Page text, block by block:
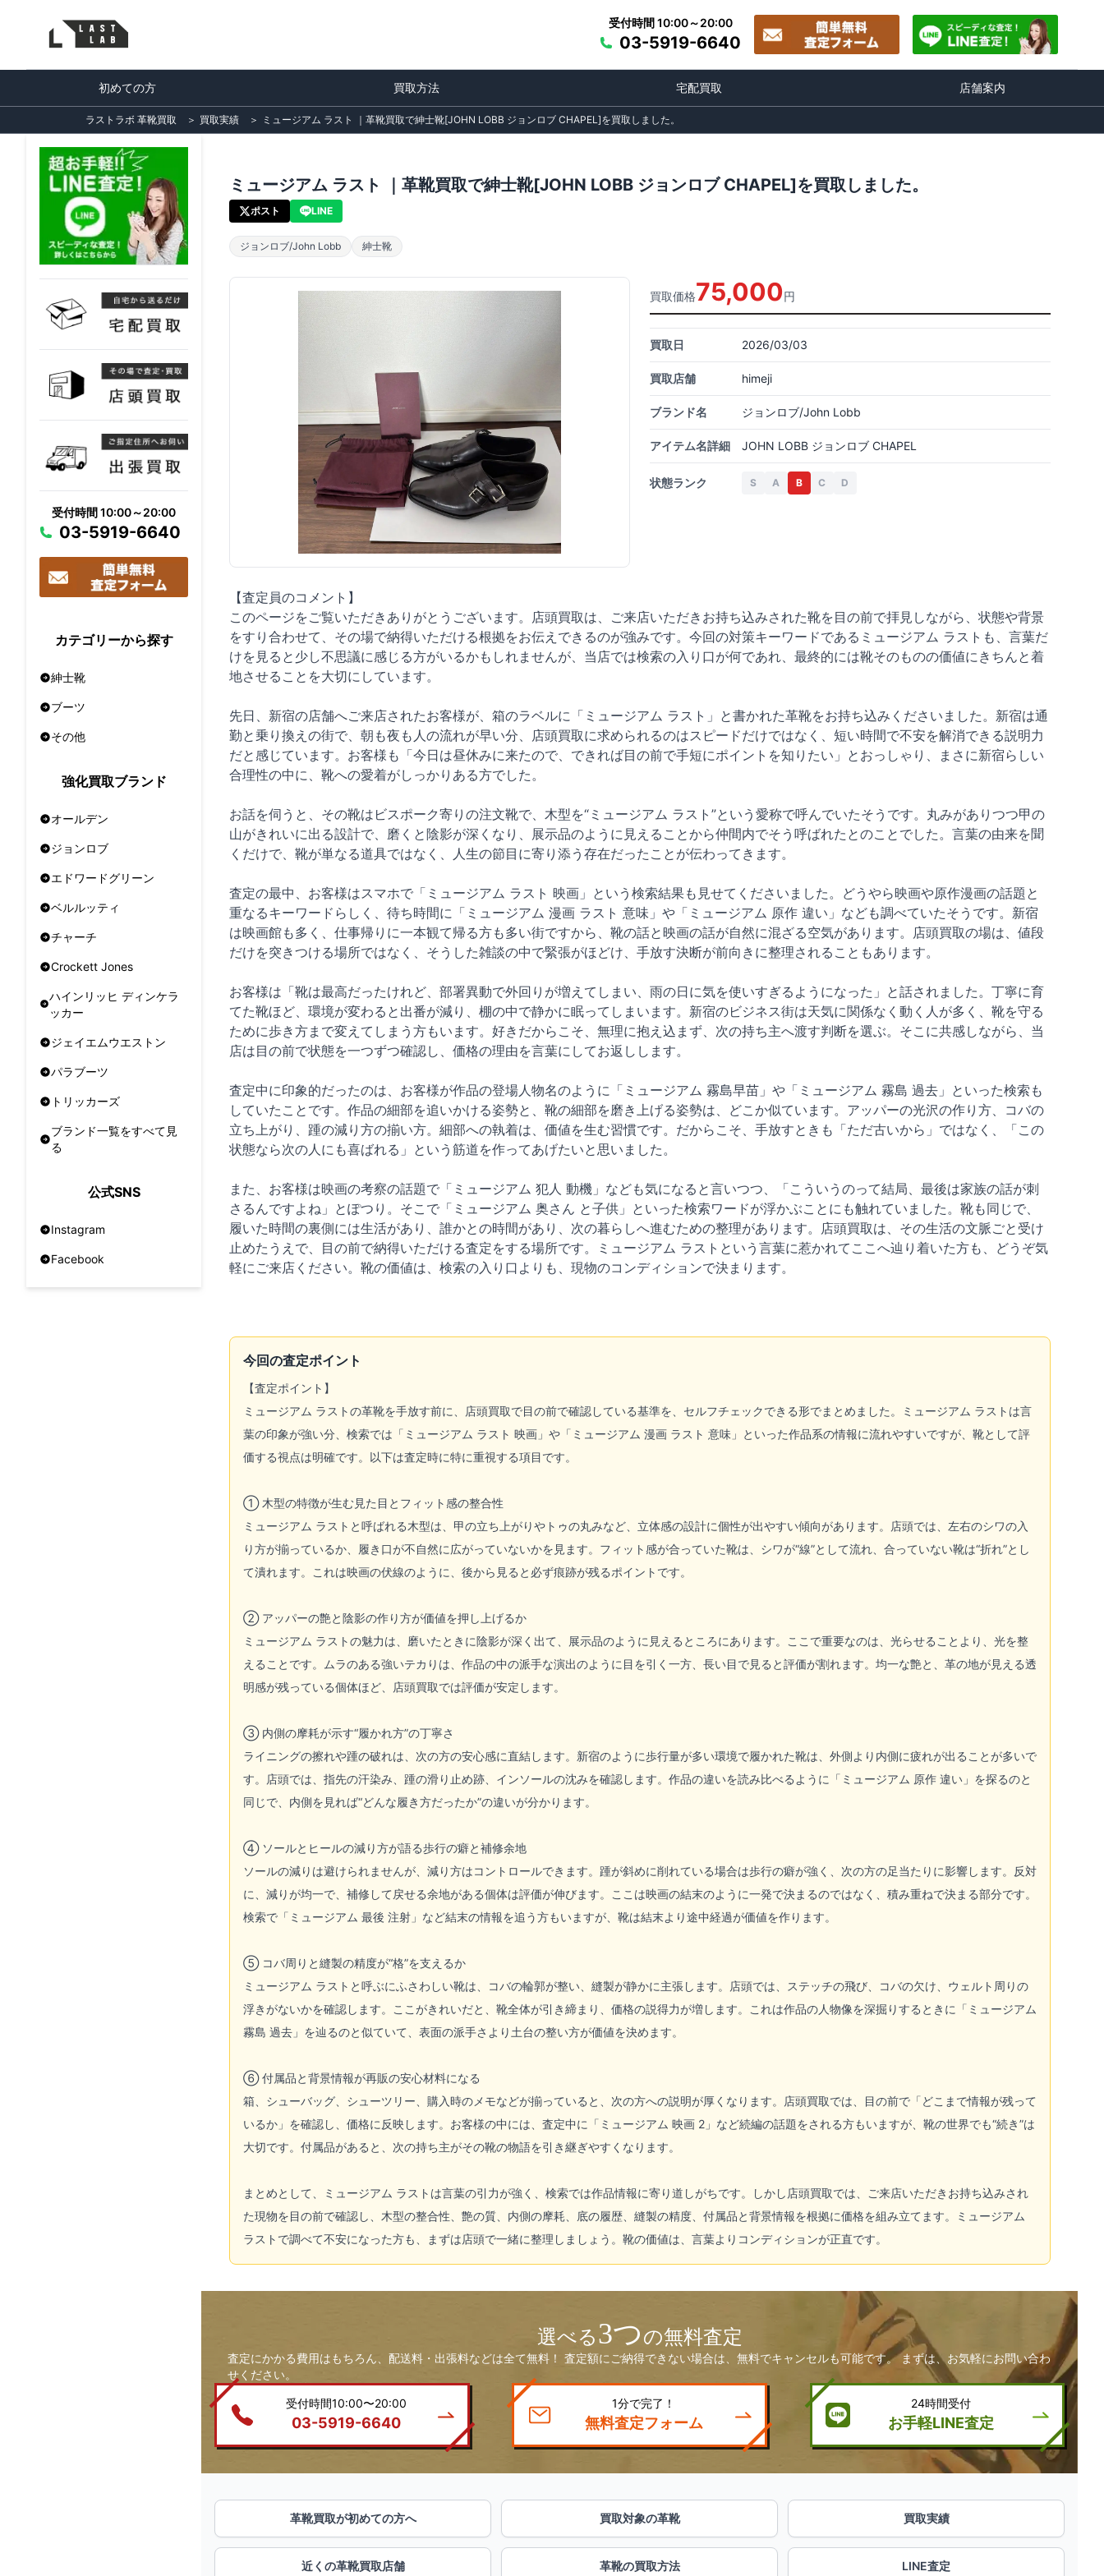
受付時間 10:00～20:00
03-5919-6640
初めての方 買取方法 宅配買取 店舗案内
ラストラボ 革靴買取 ＞ 買取実績 ＞ ミュージアム ラスト ｜革靴買取で紳士靴[JOHN LOBB ジョンロブ CHAPEL]を買取しました。
受付時間 10:00～20:00
03-5919-6640
カテゴリーから探す
紳士靴
ブーツ
その他
強化買取ブランド
オールデン
ジョンロブ
エドワードグリーン
ベルルッティ
チャーチ
Crockett Jones
ハインリッヒ ディンケラ
ッカー
ジェイエムウエストン
パラブーツ
トリッカーズ
ブランド一覧をすべて見
る
公式SNS
Instagram
Facebook
ミュージアム ラスト ｜革靴買取で紳士靴[JOHN LOBB ジョンロブ CHAPEL]を買取しました。
ポスト LINE
ジョンロブ/John Lobb 紳士靴
買取価格75,000円
買取日 2026/03/03
買取店舗 himeji
ブランド名 ジョンロブ/John Lobb
アイテム名詳細 JOHN LOBB ジョンロブ CHAPEL
状態ランク S A B C D
【査定員のコメント】
このページをご覧いただきありがとうございます。店頭買取は、ご来店いただきお持ち込みされた靴を目の前で拝見しながら、状態や背景
をすり合わせて、その場で納得いただける根拠をお伝えできるのが強みです。今回の対策キーワードであるミュージアム ラストも、言葉だ
けを見ると少し不思議に感じる方がいるかもしれませんが、当店では検索の入り口が何であれ、最終的には靴そのものの価値にきちんと着
地させることを大切にしています。
先日、新宿の店舗へご来店されたお客様が、箱のラベルに「ミュージアム ラスト」と書かれた革靴をお持ち込みくださいました。新宿は通
勤と乗り換えの街で、朝も夜も人の流れが早い分、店頭買取に求められるのはスピードだけではなく、短い時間で不安を解消できる説明力
だと感じています。お客様も「今日は昼休みに来たので、できれば目の前で手短にポイントを知りたい」とおっしゃり、まさに新宿らしい
合理性の中に、靴への愛着がしっかりある方でした。
お話を伺うと、その靴はビスポーク寄りの注文靴で、木型を“ミュージアム ラスト”という愛称で呼んでいたそうです。丸みがありつつ甲の
山がきれいに出る設計で、磨くと陰影が深くなり、展示品のように見えることから仲間内でそう呼ばれたとのことでした。言葉の由来を聞
くだけで、靴が単なる道具ではなく、人生の節目に寄り添う存在だったことが伝わってきます。
査定の最中、お客様はスマホで「ミュージアム ラスト 映画」という検索結果も見せてくださいました。どうやら映画や原作漫画の話題と
重なるキーワードらしく、待ち時間に「ミュージアム 漫画 ラスト 意味」や「ミュージアム 原作 違い」なども調べていたそうです。新宿
は映画館も多く、仕事帰りに一本観て帰る方も多い街ですから、靴の話と映画の話が自然に混ざる空気があります。店頭買取の場は、値段
だけを突きつける場所ではなく、そうした雑談の中で緊張がほどけ、手放す決断が前向きに整理されることもあります。
お客様は「靴は最高だったけれど、部署異動で外回りが増えてしまい、雨の日に気を使いすぎるようになった」と話されました。丁寧に育
てた靴ほど、環境が変わると出番が減り、棚の中で静かに眠ってしまいます。新宿のビジネス街は天気に関係なく動く人が多く、靴を守る
ために歩き方まで変えてしまう方もいます。好きだからこそ、無理に抱え込まず、次の持ち主へ渡す判断を選ぶ。そこに共感しながら、当
店は目の前で状態を一つずつ確認し、価格の理由を言葉にしてお返しします。
査定中に印象的だったのは、お客様が作品の登場人物名のように「ミュージアム 霧島早苗」や「ミュージアム 霧島 過去」といった検索も
していたことです。作品の細部を追いかける姿勢と、靴の細部を磨き上げる姿勢は、どこか似ています。アッパーの光沢の作り方、コバの
立ち上がり、踵の減り方の揃い方。細部への執着は、価値を生む習慣です。だからこそ、手放すときも「ただ古いから」ではなく、「この
状態なら次の人にも喜ばれる」という筋道を作ってあげたいと思いました。
また、お客様は映画の考察の話題で「ミュージアム 犯人 動機」なども気になると言いつつ、「こういうのって結局、最後は家族の話が刺
さるんですよね」とぽつり。そこで「ミュージアム 奥さん と子供」といった検索ワードが浮かぶことにも触れていました。靴も同じで、
履いた時間の裏側には生活があり、誰かとの時間があり、次の暮らしへ進むための整理があります。店頭買取は、その生活の文脈ごと受け
止めたうえで、目の前で納得いただける査定をする場所です。ミュージアム ラストという言葉に惹かれてここへ辿り着いた方も、どうぞ気
軽にご来店ください。靴の価値は、検索の入り口よりも、現物のコンディションで決まります。
今回の査定ポイント
【査定ポイント】
ミュージアム ラストの革靴を手放す前に、店頭買取で目の前で確認している基準を、セルフチェックできる形でまとめました。ミュージアム ラストは言
葉の印象が強い分、検索では「ミュージアム ラスト 映画」や「ミュージアム 漫画 ラスト 意味」といった作品系の情報に流れやすいですが、靴として評
価する視点は明確です。以下は査定時に特に重視する項目です。
① 木型の特徴が生む見た目とフィット感の整合性
ミュージアム ラストと呼ばれる木型は、甲の立ち上がりやトゥの丸みなど、立体感の設計に個性が出やすい傾向があります。店頭では、左右のシワの入
り方が揃っているか、履き口が不自然に広がっていないかを見ます。フィット感が合っていた靴は、シワが“線”として流れ、合っていない靴は“折れ”とし
て潰れます。これは映画の伏線のように、後から見ると必ず痕跡が残るポイントです。
② アッパーの艶と陰影の作り方が価値を押し上げるか
ミュージアム ラストの魅力は、磨いたときに陰影が深く出て、展示品のように見えるところにあります。ここで重要なのは、光らせることより、光を整
えることです。ムラのある強いテカりは、作品の中の派手な演出のように目を引く一方、長い目で見ると評価が割れます。均一な艶と、革の地が見える透
明感が残っている個体ほど、店頭買取では評価が安定します。
③ 内側の摩耗が示す“履かれ方”の丁寧さ
ライニングの擦れや踵の破れは、次の方の安心感に直結します。新宿のように歩行量が多い環境で履かれた靴は、外側より内側に疲れが出ることが多いで
す。店頭では、指先の汗染み、踵の滑り止め跡、インソールの沈みを確認します。作品の違いを読み比べるように「ミュージアム 原作 違い」を探るのと
同じで、内側を見れば“どんな履き方だったか”の違いが分かります。
④ ソールとヒールの減り方が語る歩行の癖と補修余地
ソールの減りは避けられませんが、減り方はコントロールできます。踵が斜めに削れている場合は歩行の癖が強く、次の方の足当たりに影響します。反対
に、減りが均一で、補修して戻せる余地がある個体は評価が伸びます。ここは映画の結末のように一発で決まるのではなく、積み重ねで決まる部分です。
検索で「ミュージアム 最後 注射」など結末の情報を追う方もいますが、靴は結末より途中経過が価値を作ります。
⑤ コバ周りと縫製の精度が“格”を支えるか
ミュージアム ラストと呼ぶにふさわしい靴は、コバの輪郭が整い、縫製が静かに主張します。店頭では、ステッチの飛び、コバの欠け、ウェルト周りの
浮きがないかを確認します。ここがきれいだと、靴全体が引き締まり、価格の説得力が増します。これは作品の人物像を深掘りするときに「ミュージアム
霧島 過去」を辿るのと似ていて、表面の派手さより土台の整い方が価値を決めます。
⑥ 付属品と背景情報が再販の安心材料になる
箱、シューバッグ、シューツリー、購入時のメモなどが揃っていると、次の方への説明が厚くなります。店頭買取では、目の前で「どこまで情報が残って
いるか」を確認し、価格に反映します。お客様の中には、査定中に「ミュージアム 映画 2」など続編の話題をされる方もいますが、靴の世界でも“続き”は
大切です。付属品があると、次の持ち主がその靴の物語を引き継ぎやすくなります。
まとめとして、ミュージアム ラストは言葉の引力が強く、検索では作品情報に寄り道しがちです。しかし店頭買取では、ご来店いただきお持ち込みされ
た現物を目の前で確認し、木型の整合性、艶の質、内側の摩耗、底の履歴、縫製の精度、付属品と背景情報を根拠に価格を組み立てます。ミュージアム
ラストで調べて不安になった方も、まずは店頭で一緒に整理しましょう。靴の価値は、言葉よりコンディションが正直です。
選べる3つの無料査定
査定にかかる費用はもちろん、配送料・出張料などは全て無料！ 査定額にご納得できない場合は、無料でキャンセルも可能です。 まずは、お気軽にお問い合わ
せください。
受付時間10:00〜20:00
03-5919-6640
1分で完了！
無料査定フォーム
24時間受付
お手軽LINE査定
革靴買取が初めての方へ 買取対象の革靴 買取実績
近くの革靴買取店舗 革靴の買取方法 LINE査定